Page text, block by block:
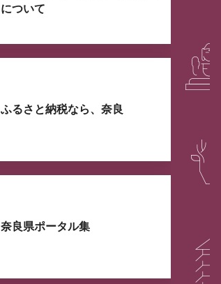
について
ふるさと納税なら、奈良
奈良県ポータル集